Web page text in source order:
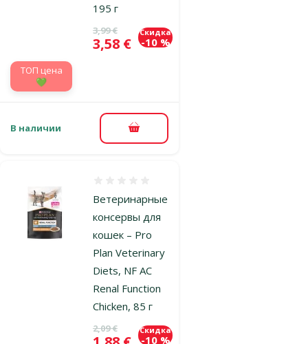
195 г
Исходная цена
3,99 €
Цена
3,58 €
Скидка
-10 %
TOП цена
💚
В наличии В корзину
Ветеринарные
консервы для
кошек – Pro
Plan Veterinary
Diets, NF AC
Renal Function
Chicken, 85 г
Исходная цена
2,09 € Скидка
-10 %